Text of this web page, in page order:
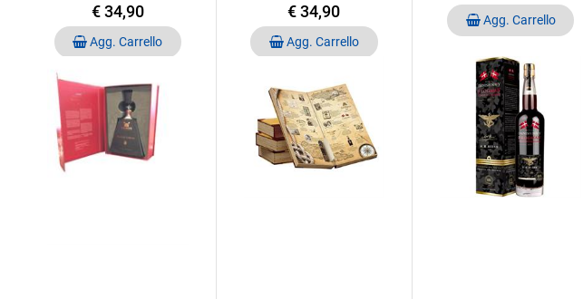
€ 34,90
Quantità
Agg. Carrello
€ 34,90
Quantità
Agg. Carrello
Quantità
Agg. Carrello